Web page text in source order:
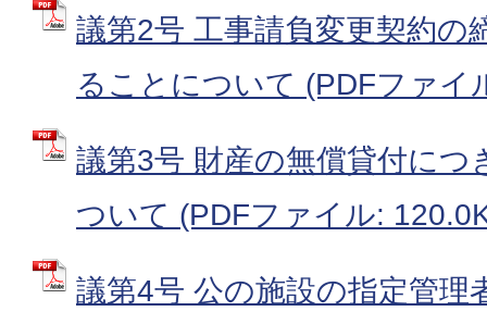
議第2号 工事請負変更契約の
ることについて (PDFファイ
議第3号 財産の無償貸付につ
ついて (PDFファイル:
議第4号 公の施設の指定管理